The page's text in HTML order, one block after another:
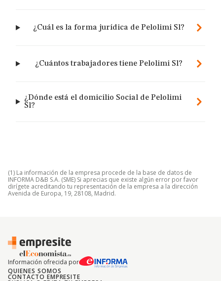
¿Cuál es la forma jurídica de Pelolimi Sl?
¿Cuántos trabajadores tiene Pelolimi Sl?
¿Dónde está el domicilio Social de Pelolimi
Sl?
(1) La información de la empresa procede de la base de datos de
INFORMA D&B S.A. (SME) Si aprecias que existe algún error por favor
dirígete acreditando tu representación de la empresa a la dirección
Avenida de Europa, 19, 28108, Madrid.
Información ofrecida por
QUIENES SOMOS
CONTACTO EMPRESITE